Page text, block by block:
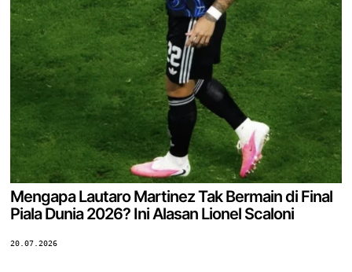
Mengapa Lautaro Martinez Tak Bermain di Final
Piala Dunia 2026? Ini Alasan Lionel Scaloni
20.07.2026